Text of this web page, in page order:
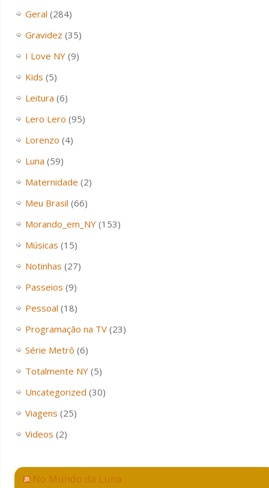
Geral (284)
Gravidez (35)
I Love NY(9)
Kids (5)
Leitura (6)
Lero Lero (95)
Lorenzo (4)
Luna (59)
Maternidade (2)
Meu Brasil (66)
Morando_em_NY(153)
Músicas (15)
Notinhas (27)
Passeios (9)
Pessoal (18)
Programação na TV(23)
Série Metrô (6)
Totalmente NY(5)
Uncategorized (30)
Viagens (25)
Videos (2)
No Mundo da Luna